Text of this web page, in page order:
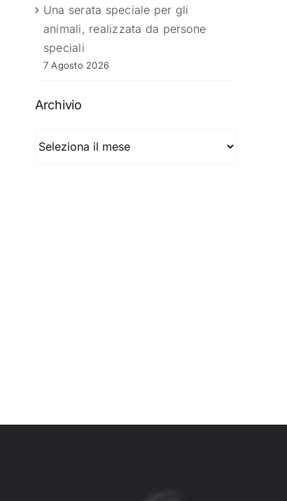
Una serata speciale per gli
animali, realizzata da persone
speciali
7 Agosto 2026
Archivio